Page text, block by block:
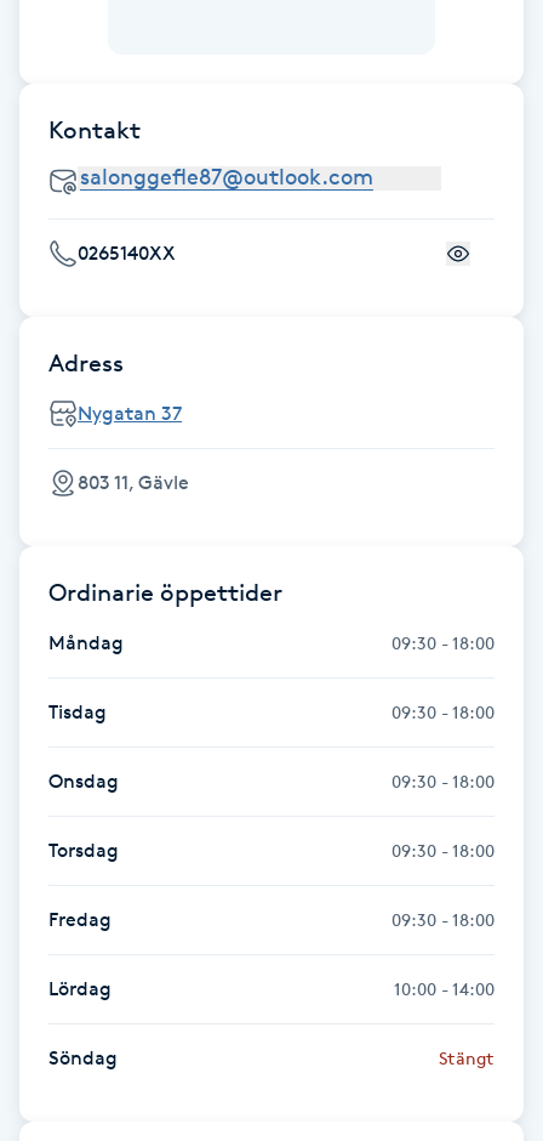
Herrklippning
Hollywood Peel
Hot yoga
Hudföryngring
Huduppstramning
Hyaluronsyra
Hyperhidros
Hypnos
Hårborttagning
Hårbottenbehandling
Hårförlängning
Kontakt
0265140XX
Adress
Nygatan 37
803 11, Gävle
Ordinarie öppettider
Måndag 09:30 - 18:00
Tisdag 09:30 - 18:00
Onsdag 09:30 - 18:00
Torsdag 09:30 - 18:00
Fredag 09:30 - 18:00
Lördag 10:00 - 14:00
Söndag Stängt